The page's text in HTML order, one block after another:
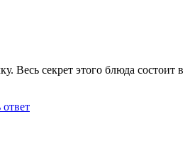
Весь секрет этого блюда состоит в